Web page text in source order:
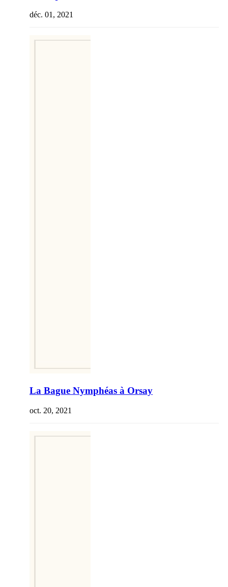
déc. 01, 2021
La Bague Nymphéas à Orsay
oct. 20, 2021